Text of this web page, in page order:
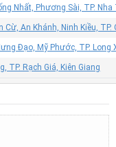
Nhất, Phương Sài, TP.
Cừ, An Khánh, Ninh Kiều,
Đạo, Mỹ Phước, TP. Long
TP. Rạch Giá, Kiên Giang